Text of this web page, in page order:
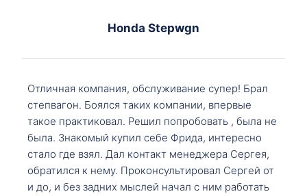
Honda Stepwgn
Отличная компания, обслуживание супер! Брал
степвагон. Боялся таких компании, впервые
такое практиковал. Решил попробовать , была не
была. Знакомый купил себе Фрида, интересно
стало где взял. Дал контакт менеджера Сергея,
обратился к нему. Проконсультировал Сергей от
и до, и без задних мыслей начал с ним работать